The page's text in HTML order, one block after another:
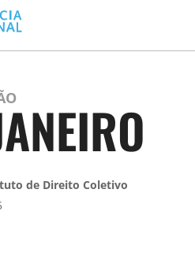
de Direito Coletivo